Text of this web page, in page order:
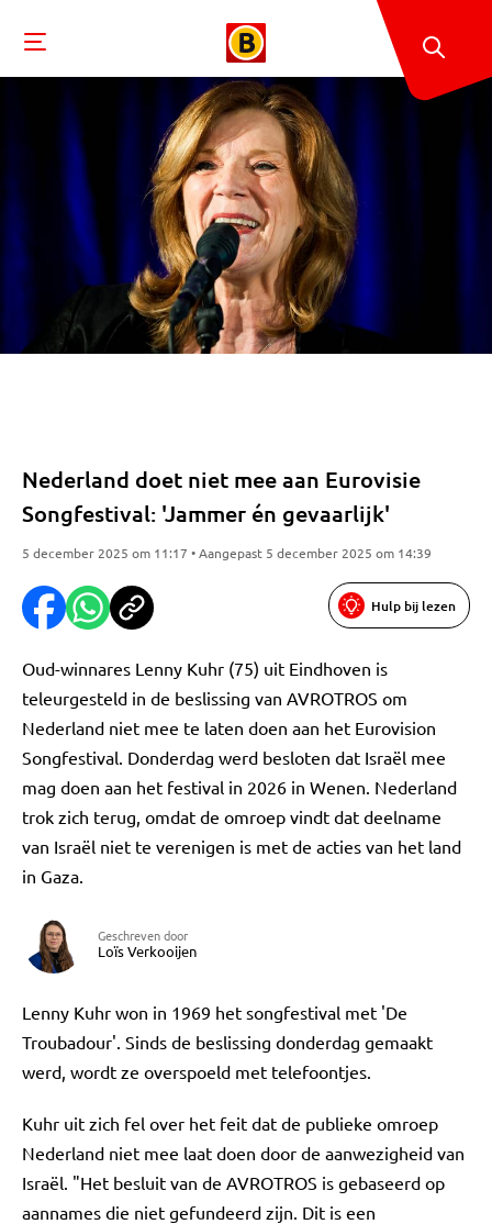
Nederland doet niet mee aan Eurovisie
Songfestival: 'Jammer én gevaarlijk'
5 december 2025 om 11:17 • Aangepast 5 december 2025 om 14:39
Hulp bij lezen
Oud-winnares Lenny Kuhr (75) uit Eindhoven is
teleurgesteld in de beslissing van AVROTROS om
Nederland niet mee te laten doen aan het Eurovision
Songfestival. Donderdag werd besloten dat Israël mee
mag doen aan het festival in 2026 in Wenen. Nederland
trok zich terug, omdat de omroep vindt dat deelname
van Israël niet te verenigen is met de acties van het land
in Gaza.
Geschreven door
Loïs Verkooijen
Lenny Kuhr won in 1969 het songfestival met 'De
Troubadour'. Sinds de beslissing donderdag gemaakt
werd, wordt ze overspoeld met telefoontjes.
Kuhr uit zich fel over het feit dat de publieke omroep
Nederland niet mee laat doen door de aanwezigheid van
Israël. "Het besluit van de AVROTROS is gebaseerd op
aannames die niet gefundeerd zijn. Dit is een